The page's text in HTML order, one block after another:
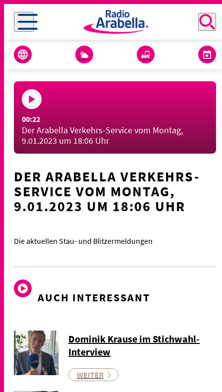
00:22
Der Arabella Verkehrs-Service vom Montag,
9.01.2023 um 18:06 Uhr
DER ARABELLA VERKEHRS-
SERVICE VOM MONTAG,
9.01.2023 UM 18:06 UHR
Die aktuellen Stau- und Blitzermeldungen
AUCH INTERESSANT
Dominik Krause im Stichwahl-
Interview
WEITER